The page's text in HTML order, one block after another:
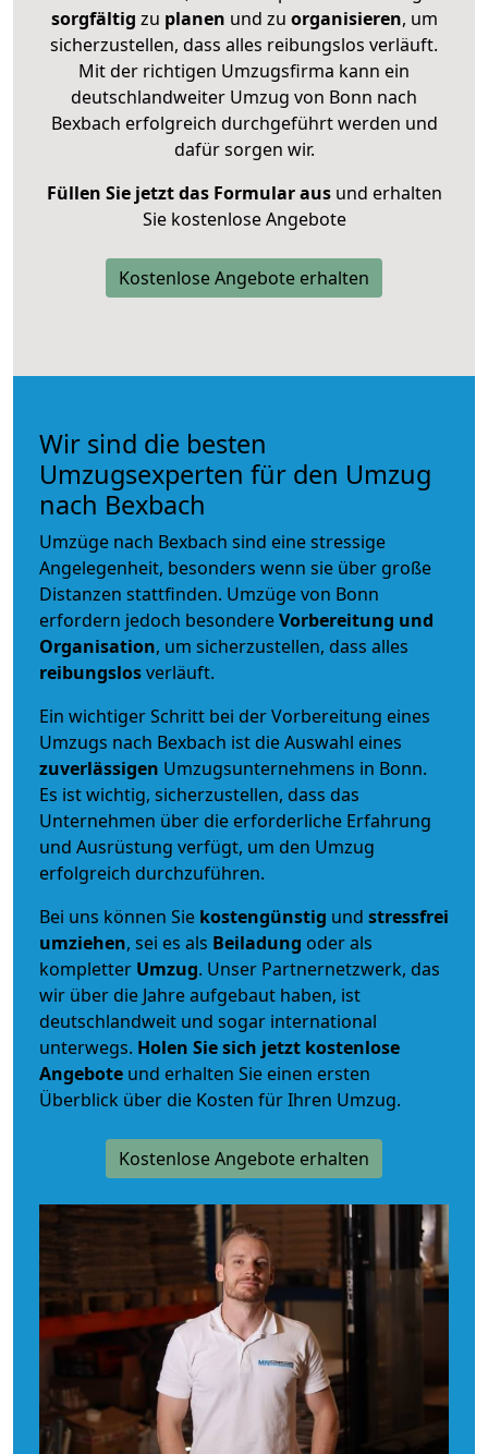
sorgfältig zu planen und zu organisieren, um
sicherzustellen, dass alles reibungslos verläuft.
Mit der richtigen Umzugsfirma kann ein
deutschlandweiter Umzug von Bonn nach
Bexbach erfolgreich durchgeführt werden und
dafür sorgen wir.
Füllen Sie jetzt das Formular ausund erhalten
Sie kostenlose Angebote
Kostenlose Angebote erhalten
Wir sind die besten
Umzugsexperten für den Umzug
nach Bexbach
Umzüge nach Bexbach sind eine stressige
Angelegenheit, besonders wenn sie über große
Distanzen stattfinden. Umzüge von Bonn
erfordern jedoch besondereVorbereitung und
Organisation, um sicherzustellen, dass alles
reibungslosverläuft.
Ein wichtiger Schritt bei der Vorbereitung eines
Umzugs nach Bexbach ist die Auswahl eines
zuverlässigen Umzugsunternehmens in Bonn.
Es ist wichtig, sicherzustellen, dass das
Unternehmen über die erforderliche Erfahrung
und Ausrüstung verfügt, um den Umzug
erfolgreich durchzuführen.
Bei uns können Sie kostengünstig und stressfrei
umziehen, sei es als Beiladung oder als
kompletter Umzug. Unser Partnernetzwerk, das
wir über die Jahre aufgebaut haben, ist
deutschlandweit und sogar international
unterwegs. Holen Sie sich jetzt kostenlose
Angebote und erhalten Sie einen ersten
Überblick über die Kosten für Ihren Umzug.
Kostenlose Angebote erhalten